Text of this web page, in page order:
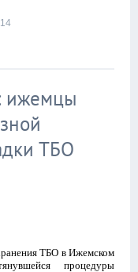
ижемцы
ТБО
ТБО в Ижемском
процедуры